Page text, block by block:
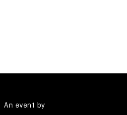
An event by